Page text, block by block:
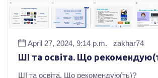
April 27, 2024, 9:14 p.m. zakhar74
ШІ та освіта. Що
ШІ та освіта. Що рекомендую(ть)?